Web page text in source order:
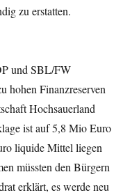
zu erstatten.
und SBL/FW
hohen Finanzreserven
Hochsauerland
ist auf 5,8 Mio Euro
liquide Mittel liegen
müssten den Bürgern
erklärt, es werde neu